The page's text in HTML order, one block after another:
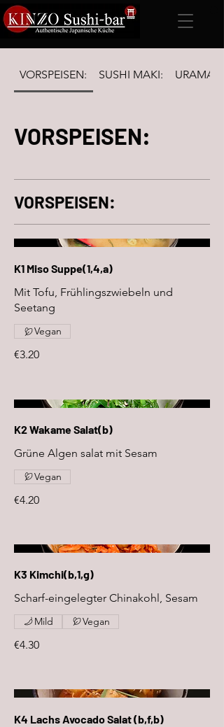
VORSPEISEN: SUSHI MAKI:
VORSPEISEN:
VORSPEISEN:
K1 Miso Suppe(1,4,a)
Mit Tofu, Frühlingszwiebeln und
Seetang
€3.20
Vegan
K2 Wakame Salat(b)
Grüne Algen salat mit Sesam
€4.20
Vegan
K3 Kimchi(b,1,g)
Scharf-eingelegter Chinakohl, Sesam
€4.30
Mild Vegan
K4 Lachs Avocado Salat (b,f,b)